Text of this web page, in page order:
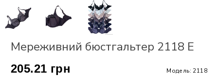
Мереживний бюстгальтер 2118 Е
205.21 грн Модель: 2118